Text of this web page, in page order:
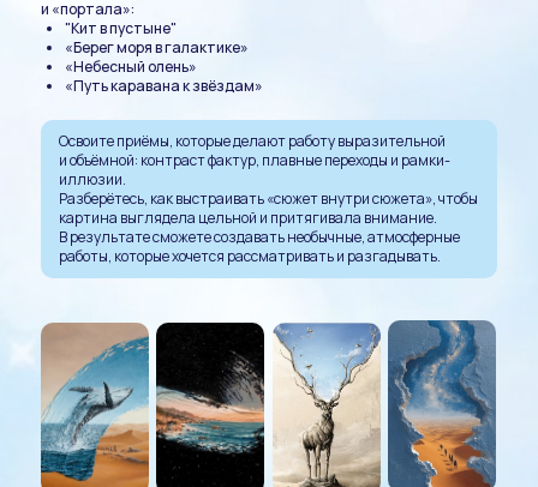
и «портала»:
"Кит в пустыне"
«Берег моря в галактике»
«Небесный олень»
«Путь каравана к звёздам»
Освоите приёмы, которые делают работу выразительной
и объёмной: контраст фактур, плавные переходы и рамки-
иллюзии.
Разберётесь, как выстраивать «сюжет внутри сюжета», чтобы
картина выглядела цельной и притягивала внимание.
В результате сможете создавать необычные, атмосферные
работы, которые хочется рассматривать и разгадывать.